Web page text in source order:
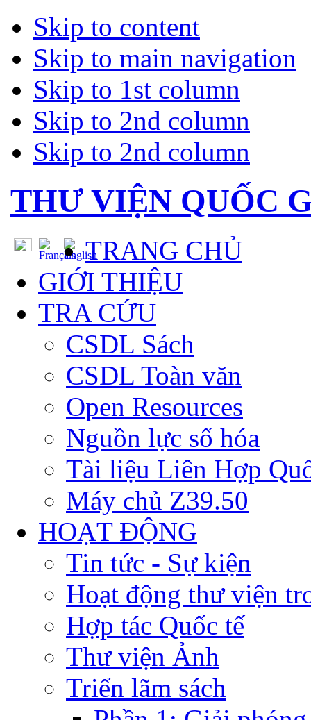
Skip to content
Skip to main navigation
Skip to 1st column
Skip to 2nd column
Skip to 2nd column
THƯ VIỆN QUỐC
TRANG CHỦ
GIỚI THIỆU
TRA CỨU
CSDL Sách
CSDL Toàn văn
Open Resources
Nguồn lực số hóa
Tài liệu Liên Hợp
Máy chủ Z39.50
HOẠT ĐỘNG
Tin tức - Sự kiện
Hoạt động thư viện
Hợp tác Quốc tế
Thư viện Ảnh
Triển lãm sách